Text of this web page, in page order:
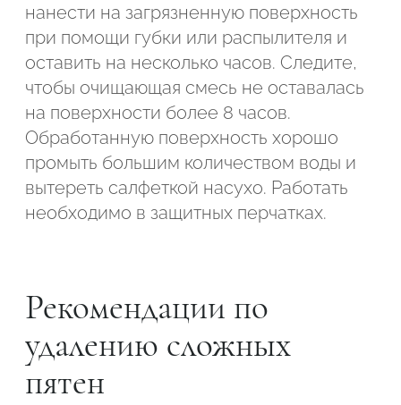
нанести на загрязненную поверхность
при помощи губки или распылителя и
оставить на несколько часов. Следите,
чтобы очищающая смесь не оставалась
на поверхности более 8 часов.
Обработанную поверхность хорошо
промыть большим количеством воды и
вытереть салфеткой насухо. Работать
необходимо в защитных перчатках.
Рекомендации по
удалению сложных
пятен